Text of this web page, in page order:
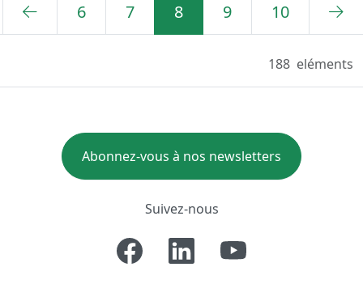
6 7 8 9 10
188 eléments
Abonnez-vous à nos newsletters
Suivez-nous